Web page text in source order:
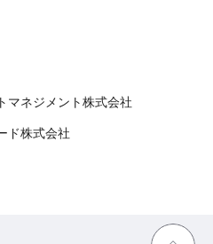
マネジメント株式会社
ド株式会社